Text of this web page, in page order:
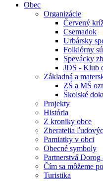
Obec
Organizácie
Červený
Csemadok
Urbársky
Folklórny
Spevácky
JDS - Klub
Základná a
ZŠ a MŠ
Školské
Projekty
História
Z kroniky obce
Zberatelia
Pamiatky v obci
Obecné symboly
Partnerstvá Dorog
Čím sa môžeme
Turistika